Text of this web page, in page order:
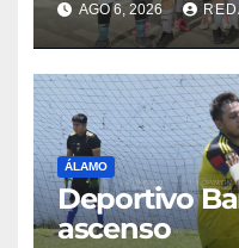
AGO 6, 2026
ÁLAMO
Deportivo
ascenso